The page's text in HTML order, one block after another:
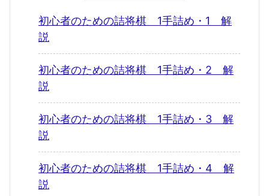
初心者のための詰将棋 1手詰め・1 解
説
初心者のための詰将棋 1手詰め・2 解
説
初心者のための詰将棋 1手詰め・3 解
説
初心者のための詰将棋 1手詰め・4 解
説